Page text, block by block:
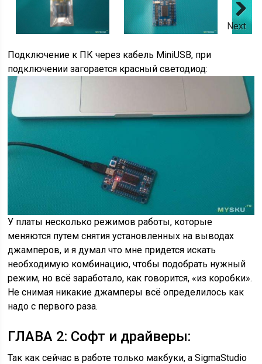
Next
Подключение к ПК через кабель MiniUSB, при
подключении загорается красный светодиод:
У платы несколько режимов работы, которые
меняются путем снятия установленных на выводах
джамперов, и я думал что мне придется искать
необходимую комбинацию, чтобы подобрать нужный
режим, но всё заработало, как говорится, «из коробки».
Не снимая никакие джамперы всё определилось как
надо с первого раза.
ГЛАВА 2: Софт и драйверы:
Так как сейчас в работе только макбуки, а SigmaStudio